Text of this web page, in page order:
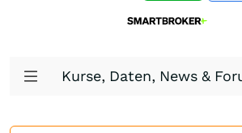
Kurse, Daten, News &